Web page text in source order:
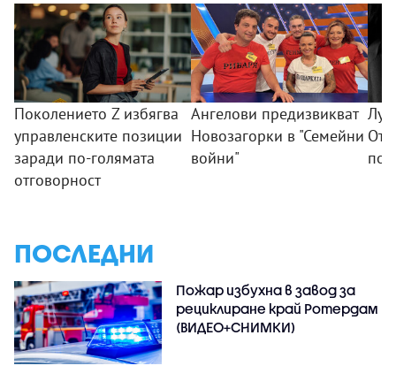
Поколението Z избягва
управленските позиции
заради по-голямата
отговорност
Ангелови предизвикват
Новозагорки в "Семейни
войни"
ПОСЛЕДНИ
Пожар избухна в завод за
рециклиране край Ротердам
(ВИДЕО+СНИМКИ)